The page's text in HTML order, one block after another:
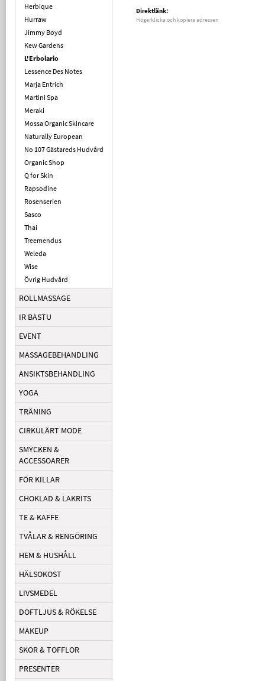
Herbique
Hurraw
Jimmy Boyd
Kew Gardens
L'Erbolario
Lessence Des Notes
Marja Entrich
Martini Spa
Meraki
Mossa Organic Skincare
Naturally European
No 107 Gästareds Hudvård
Organic Shop
Q for Skin
Rapsodine
Rosenserien
Sasco
Thai
Treemendus
Weleda
Wise
Övrig Hudvård
ROLLMASSAGE
IR BASTU
EVENT
MASSAGEBEHANDLING
ANSIKTSBEHANDLING
YOGA
TRÄNING
CIRKULÄRT MODE
SMYCKEN &
ACCESSOARER
FÖR KILLAR
CHOKLAD & LAKRITS
TE & KAFFE
TVÅLAR & RENGÖRING
HEM & HUSHÅLL
HÄLSOKOST
LIVSMEDEL
DOFTLJUS & RÖKELSE
MAKEUP
SKOR & TOFFLOR
PRESENTER
Direktlänk:
Högerklicka och kopiera adressen